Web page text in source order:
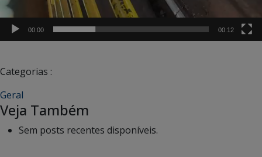
00:00 00:12
Categorias :
Geral
Veja Também
Sem posts recentes disponíveis.